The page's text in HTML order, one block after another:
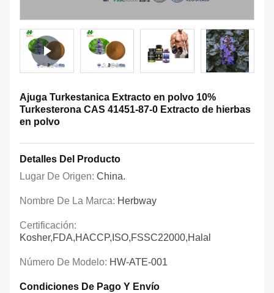
Ajuga Turkestanica Extracto en polvo 10%
Turkesterona CAS 41451-87-0 Extracto de hierbas
en polvo
Detalles Del Producto
Lugar De Origen: China.
Nombre De La Marca: Herbway
Certificación:
Kosher,FDA,HACCP,ISO,FSSC22000,Halal
Número De Modelo: HW-ATE-001
Condiciones De Pago Y Envío